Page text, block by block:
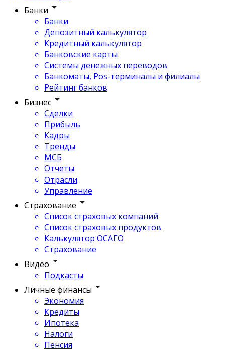
Банки
Банки
Депозитный калькулятор
Кредитный калькулятор
Банковские карты
Системы денежных переводов
Банкоматы, Pos-терминалы и филиалы
Рейтинг банков
Бизнес
Сделки
Прибыль
Кадры
Тренды
МСБ
Отчеты
Отрасли
Управление
Страхование
Список страховых компаний
Список страховых продуктов
Калькулятор ОСАГО
Страхование
Видео
Подкасты
Личные финансы
Экономия
Кредиты
Ипотека
Налоги
Пенсия